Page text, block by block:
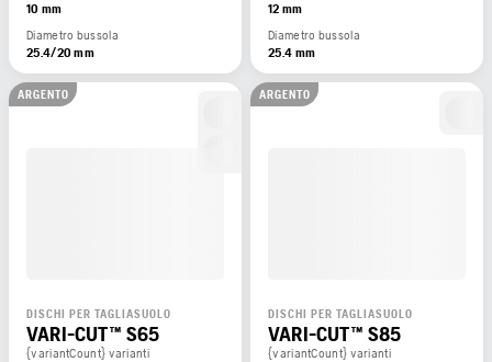
10 mm
Diametro bussola
25.4/20 mm
12 mm
Diametro bussola
25.4 mm
ARGENTO
DISCHI PER TAGLIASUOLO
VARI-CUT™ S65
{variantCount} varianti
ARGENTO
DISCHI PER TAGLIASUOLO
VARI-CUT™ S85
{variantCount} varianti